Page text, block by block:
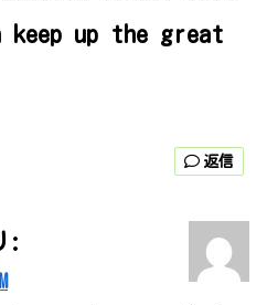
keep up the great
返信
: